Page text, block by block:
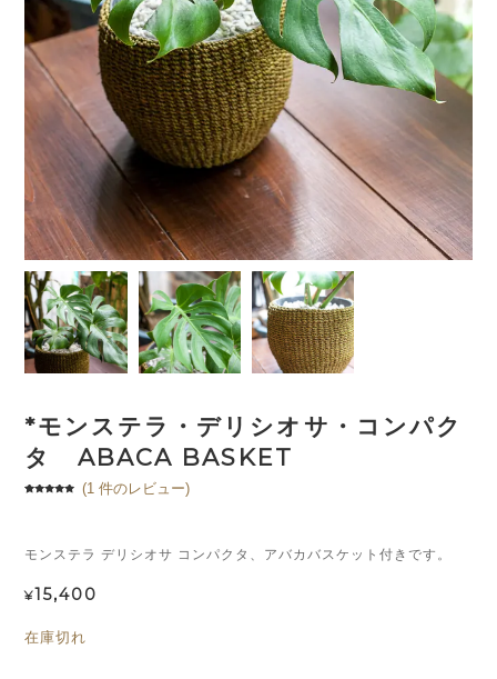
*モンステラ・デリシオサ・コンパク
タ ABACA BASKET
(1 件のレビュー)
モンステラ デリシオサ コンパクタ、アバカバスケット付きです。
¥15,400
在庫切れ